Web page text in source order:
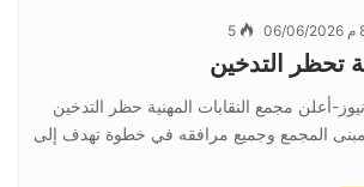
5
تحظر التدخين
أعلن مجمع النقابات المهنية حظر التدخين
المجمع وجميع مرافقه في خطوة تهدف إلى